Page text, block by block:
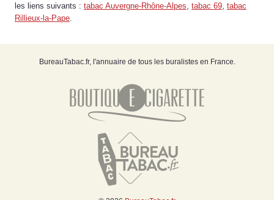
les liens suivants : tabac Auvergne-Rhône-Alpes tabac 69 tabac
Rillieux-la-Pape
BureauTabac.fr, l'annuaire de tous les buralistes en France.